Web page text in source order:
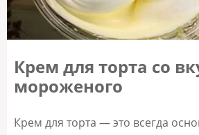
Крем для торта со
мороженого
Крем для торта — это всегда